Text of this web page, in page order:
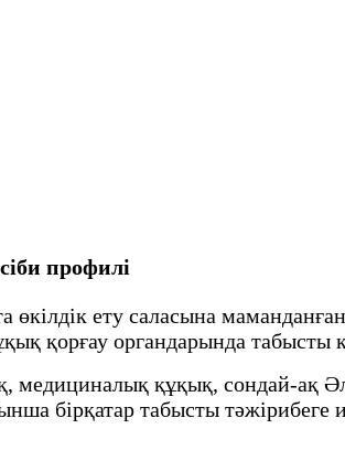
профилі
ету саласына
қорғау органдарында табысты
медициналық құқық, сондай-ақ
бірқатар табысты тәжірибеге